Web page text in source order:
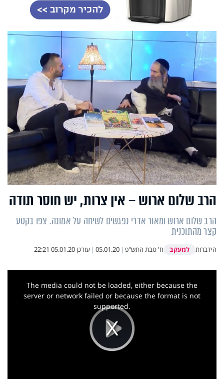
הרב שלום ארוש – אין צרות, יש חוסר תודה
הרב שלום ארוש ומאור אדרי נפגשים לשיחה על אמונה. צפו בקטע
קצר מהתוכנית
הידברות למעקב ח' טבת התש"פ |
05.01.20
| עודכן05.01.20 22:21
Play
This
The media could not be loaded, either because the
server or network failed or because the format is not
supported.